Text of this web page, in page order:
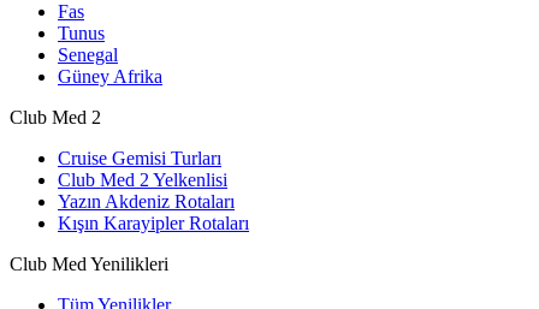
Fas
Tunus
Senegal
Güney Afrika
Club Med 2
Cruise Gemisi Turları
Club Med 2 Yelkenlisi
Yazın Akdeniz Rotaları
Kışın Karayipler Rotaları
Club Med Yenilikleri